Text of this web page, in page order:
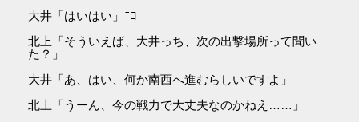
大井「はいはい」ﾆｺ
北上「そういえば、大井っち、次の出撃場所って聞い
た？」
大井「あ、はい、何か南西へ進むらしいですよ」
北上「うーん、今の戦力で大丈夫なのかねえ……」